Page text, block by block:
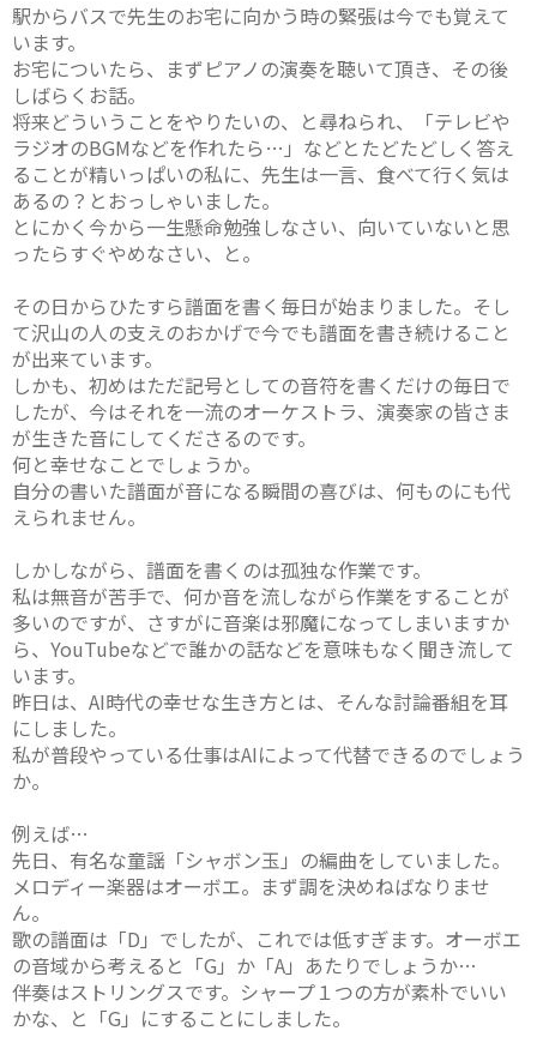
駅からバスで先生のお宅に向かう時の緊張は今でも覚えて
います。
お宅についたら、まずピアノの演奏を聴いて頂き、その後
しばらくお話。
将来どういうことをやりたいの、と尋ねられ、「テレビや
ラジオのBGMなどを作れたら…」などとたどたどしく答え
ることが精いっぱいの私に、先生は一言、食べて行く気は
あるの？とおっしゃいました。
とにかく今から一生懸命勉強しなさい、向いていないと思
ったらすぐやめなさい、と。
その日からひたすら譜面を書く毎日が始まりました。そし
て沢山の人の支えのおかげで今でも譜面を書き続けること
が出来ています。
しかも、初めはただ記号としての音符を書くだけの毎日で
したが、今はそれを一流のオーケストラ、演奏家の皆さま
が生きた音にしてくださるのです。
何と幸せなことでしょうか。
自分の書いた譜面が音になる瞬間の喜びは、何ものにも代
えられません。
しかしながら、譜面を書くのは孤独な作業です。
私は無音が苦手で、何か音を流しながら作業をすることが
多いのですが、さすがに音楽は邪魔になってしまいますか
ら、YouTubeなどで誰かの話などを意味もなく聞き流して
います。
昨日は、AI時代の幸せな生き方とは、そんな討論番組を耳
にしました。
私が普段やっている仕事はAIによって代替できるのでしょう
か。
例えば…
先日、有名な童謡「シャボン玉」の編曲をしていました。
メロディー楽器はオーボエ。まず調を決めねばなりませ
ん。
歌の譜面は「D」でしたが、これでは低すぎます。オーボエ
の音域から考えると「G」か「A」あたりでしょうか…
伴奏はストリングスです。シャープ１つの方が素朴でいい
かな、と「G」にすることにしました。